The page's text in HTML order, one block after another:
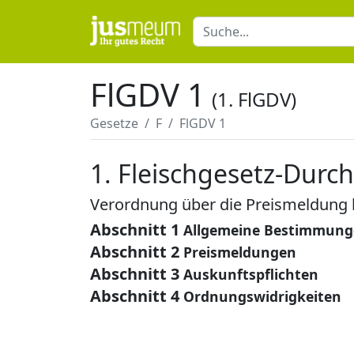
FlGDV 1 (1. FlGDV)
Gesetze F FlGDV 1
1. Fleischgesetz-
Verordnung über die
Abschnitt 1 Allgemeine
Abschnitt 2 Preismeldungen
Abschnitt 3 Auskunftspflichten
Abschnitt 4 Ordnungswidrigkeiten